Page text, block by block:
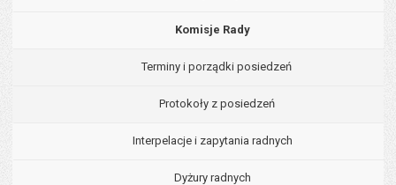
Komisje Rady
Terminy i porządki posiedzeń
Protokoły z posiedzeń
Interpelacje i zapytania radnych
Dyżury radnych